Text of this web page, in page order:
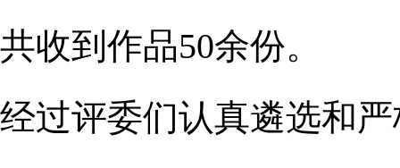
共收到作品50余份。
经过评委们认真遴选和